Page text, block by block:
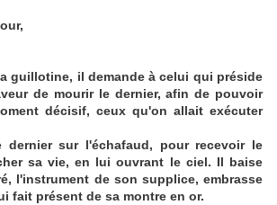
guillotine, il demande à celui qui préside
de mourir le dernier, afin de pouvoir
décisif, ceux qu'on allait exécuter
dernier sur l'échafaud, pour recevoir le
sa vie, en lui ouvrant le ciel. Il baise
l'instrument de son supplice, embrasse
fait présent de sa montre en or.